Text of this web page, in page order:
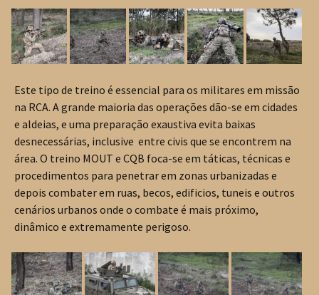
Este tipo de treino é essencial para os militares em missão
na RCA. A grande maioria das operações dão-se em cidades
e aldeias, e uma preparação exaustiva evita baixas
desnecessárias, inclusive entre civis que se encontrem na
área. O treino MOUT e CQB foca-se em táticas, técnicas e
procedimentos para penetrar em zonas urbanizadas e
depois combater em ruas, becos, edificios, tuneis e outros
cenários urbanos onde o combate é mais próximo,
dinâmico e extremamente perigoso.